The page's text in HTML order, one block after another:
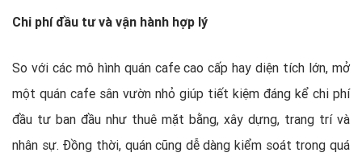
Chi phí đầu tư và vận hành hợp lý
So với các mô hình quán cafe cao cấp hay diện tích lớn, mở
một quán cafe sân vườn nhỏ giúp tiết kiệm đáng kể chi phí
đầu tư ban đầu như thuê mặt bằng, xây dựng, trang trí và
nhân sự. Đồng thời, quán cũng dễ dàng kiểm soát trong quá